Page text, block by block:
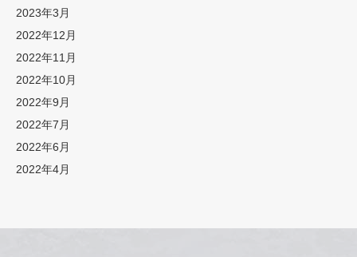
2023年3月
2022年12月
2022年11月
2022年10月
2022年9月
2022年7月
2022年6月
2022年4月